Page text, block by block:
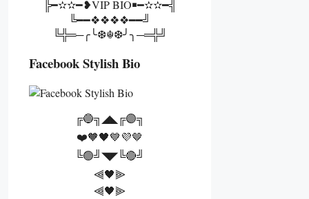
╠━✫✫━❥VIP BIO￭━✫✫━╣
╚━━❖❖❖❖━━╝
╚╬═─╭╰❆☬❆╯╮─═╬╝
Facebook Stylish Bio
╔🔵╗◢◣╔🟣╗
❤️🧡🖤💙💜🤎
╚🟢╝◥◤╚🔴╝
⫷🖤⫸
⫷🖤⫸